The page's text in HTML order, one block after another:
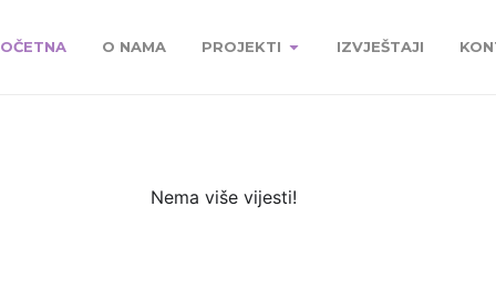
O NAMA PROJEKTI IZVJEŠTAJI
Nema više vijesti!